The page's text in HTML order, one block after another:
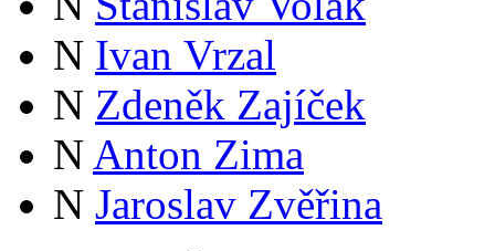
N Ivan Vrzal
N Zdeněk Zajíček
N Anton Zima
N Jaroslav Zvěřina